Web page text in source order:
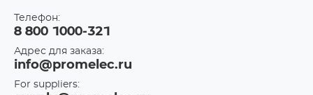
Телефон:
8 800 1000-321
Адрес для заказа:
info@promelec.ru
For suppliers: